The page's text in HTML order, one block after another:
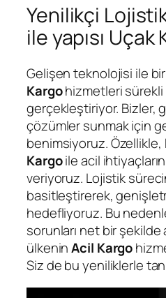
Yenilikçi
ile yapısı Uçak
Gelişen teknolojisi ile
Kargohizmetleri
gerçekleştiriyor. Bizler,
çözümler sunmak için
benimsiyoruz. Özellikle,
Kargoile acil
veriyoruz. Lojistik
basitleştirerek,
hedefliyoruz. Bu
sorunları net bir şekilde
ülkeninAcil Kargo
Siz de bu yeniliklerle